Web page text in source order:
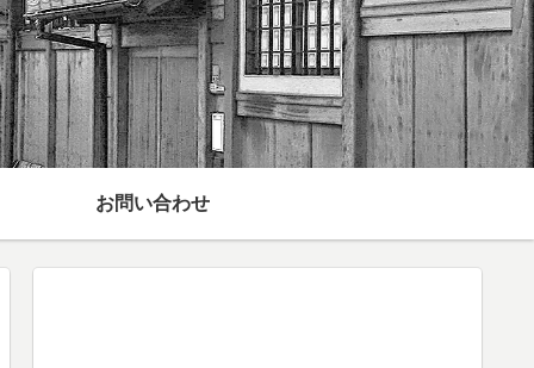
お問い合わせ